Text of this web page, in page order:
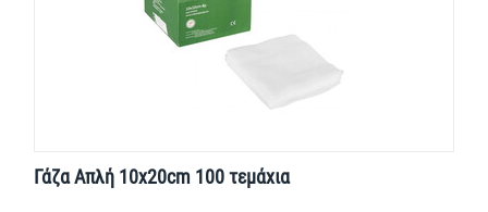
Γάζα Απλή 10x20cm 100 τεμάχια